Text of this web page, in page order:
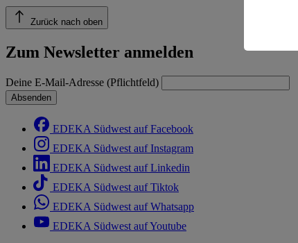
Zurück nach oben
Zum Newsletter anmelden
Deine E-Mail-Adresse (Pflichtfeld)
Absenden
EDEKA Südwest auf Facebook
EDEKA Südwest auf Instagram
EDEKA Südwest auf Linkedin
EDEKA Südwest auf Tiktok
EDEKA Südwest auf Whatsapp
EDEKA Südwest auf Youtube